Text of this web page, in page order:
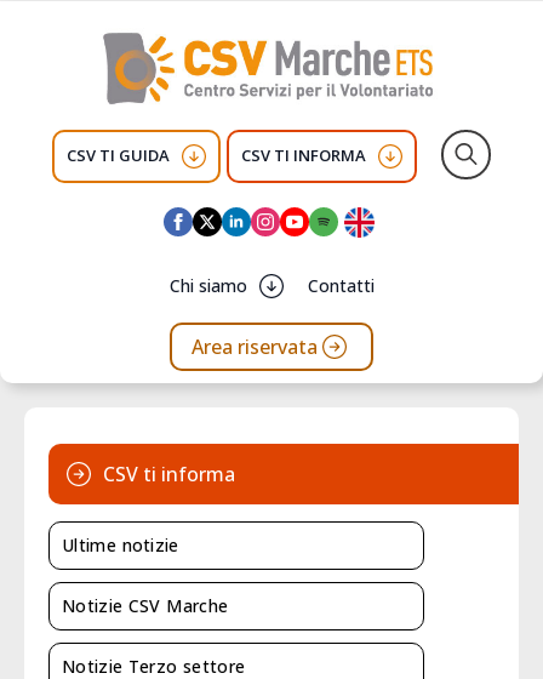
CSV TI GUIDA CSV TI INFORMA
Chi siamo Contatti
Area riservata
CSV ti informa
Ultime notizie
Notizie CSV Marche
Notizie Terzo settore